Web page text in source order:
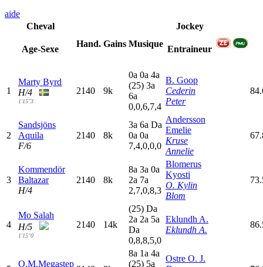
aide
Cheval
Age-Sexe
Hand. Gains Musique
Jockey
Entraineur
1
Marty Byrd
H/4
1'15"3
2140 9k
0a 0a 4a
(25) 3a
6a
0,0,6,7,4
B. Goop
Cederin
Peter
2
Sandsjöns
Aquila
F/6
2140 8k
3a 6a Da
0a 0a
7,4,0,0,0
Andersson
Emelie
Kruse
Annelie
3
Kommendör
Baltazar
H/4
2140 8k
8a 3a 0a
2a 7a
2,7,0,8,3
Blomerus
Kyosti
O. Kylin
Blom
4
Mo Salah
H/5
1'15"0
2140 14k
(25) Da
2a 2a 5a
Da
0,8,8,5,0
Eklundh A.
Eklundh A.
O.M.Megastep
8a 1a 4a
(25) 5a
Ostre O. J.